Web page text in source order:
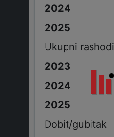
Ukupni rashodi
Dobit/gubitak